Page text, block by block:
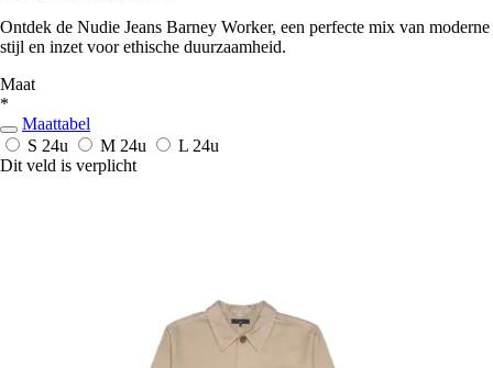
Ontdek de Nudie Jeans Barney Worker, een perfecte mix van moderne
stijl en inzet voor ethische duurzaamheid.
Maat
*
Maattabel
S 24u M 24u L 24u
Dit veld is verplicht